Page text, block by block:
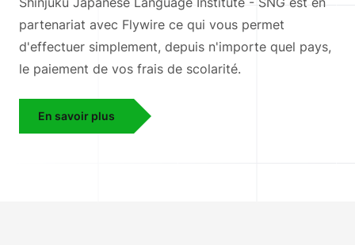
partenariat avec Flywire ce qui vous permet
d'effectuer simplement, depuis n'importe quel pays,
le paiement de vos frais de scolarité.
En savoir plus